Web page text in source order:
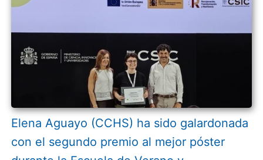
Elena Aguayo (CCHS) ha sido galardonada
con el segundo premio al mejor póster